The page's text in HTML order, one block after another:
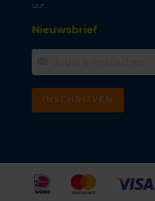
uur.
Nieuwsbrief
INSCHRIJVEN